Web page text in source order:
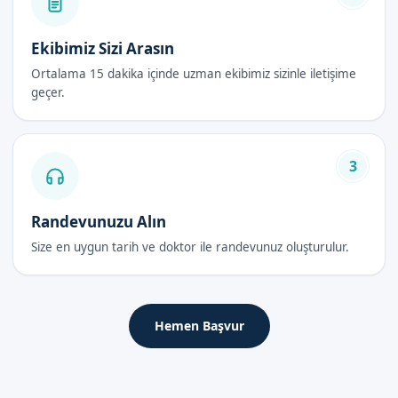
Hijyenik koşullarda gerçekleştirilir.
Plastibell Sünnet Fiyatları 2026
2026 yılında Adana Ceyhan'da Plastibell sünnet fiyatları,
sunulan hizmetin kalitesine ve uzman doktorun deneyimine
bağlı olarak değişiklik göstermektedir. Detaylı bilgi için
İlk 48 Saat
Sünnet sonrası ilk 48 saatte, çocuğun dinlenmesi ve hijyen
Ekibimiz Sizi Arasın
Ortalama 15 dakika içinde uzman ekibimiz sizinle iletişime
geçer.
3
Randevunuzu Alın
Size en uygun tarih ve doktor ile randevunuz oluşturulur.
Hemen Başvur